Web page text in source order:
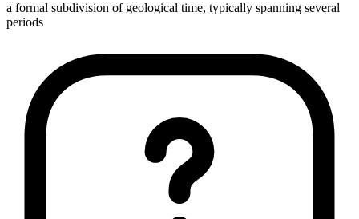
a formal subdivision of geological time, typically spanning several
periods